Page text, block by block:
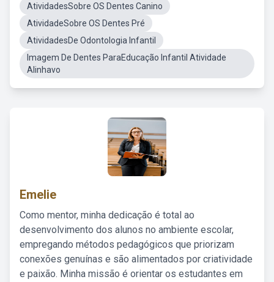
AtividadesSobre OS Dentes Canino
AtividadeSobre OS Dentes Pré
AtividadesDe Odontologia Infantil
Imagem De Dentes ParaEducação Infantil Atividade
Alinhavo
Emelie
Como mentor, minha dedicação é total ao
desenvolvimento dos alunos no ambiente escolar,
empregando métodos pedagógicos que priorizam
conexões genuínas e são alimentados por criatividade
e paixão. Minha missão é orientar os estudantes em